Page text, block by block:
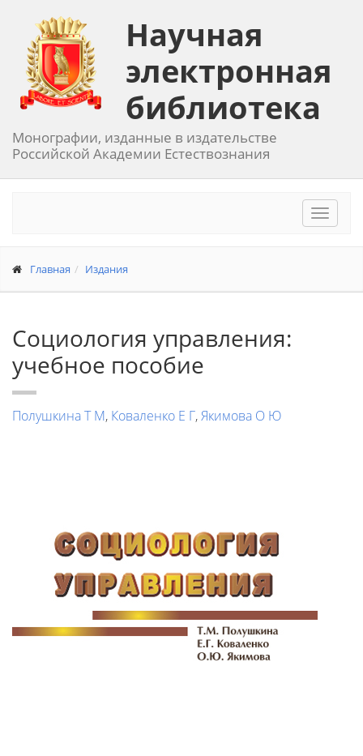
Научная
электронная
библиотека
Монографии, изданные в издательстве
Российской Академии Естествознания
Toggle
Главная Издания
Социология управления:
учебное пособие
Полушкина Т М, Коваленко Е Г,Якимова О Ю